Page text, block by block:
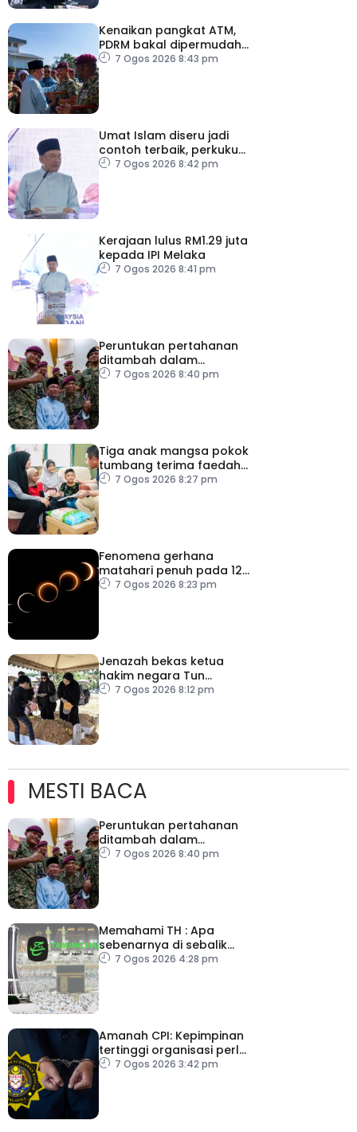
Kenaikan pangkat ATM,
PDRM bakal dipermudah,
dipercepat
7 Ogos 2026 8:43 pm
Umat Islam diseru jadi
contoh terbaik, perkukuh
keharmonian
7 Ogos 2026 8:42 pm
Kerajaan lulus RM1.29 juta
kepada IPI Melaka
7 Ogos 2026 8:41 pm
Peruntukan pertahanan
ditambah dalam
Belanjawan 2027
7 Ogos 2026 8:40 pm
Tiga anak mangsa pokok
tumbang terima faedah
LINDUNG 24 Jam
7 Ogos 2026 8:27 pm
Fenomena gerhana
matahari penuh pada 12
Ogos7 Ogos 2026 8:23 pm
Jenazah bekas ketua
hakim negara Tun
Mohamed Eusoff Chin
7 Ogos 2026 8:12 pm
MESTI BACA
Peruntukan pertahanan
ditambah dalam
Belanjawan 2027
7 Ogos 2026 8:40 pm
Memahami TH : Apa
sebenarnya di sebalik
angka
7 Ogos 2026 4:28 pm
Amanah CPI: Kepimpinan
tertinggi organisasi perlu
pacu reformasi radikal
7 Ogos 2026 3:42 pm